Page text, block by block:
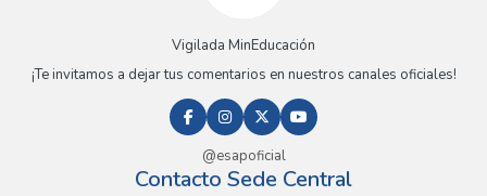
Vigilada MinEducación
¡Te invitamos a dejar tus comentarios en nuestros canales oficiales!
@esapoficial
Contacto Sede Central